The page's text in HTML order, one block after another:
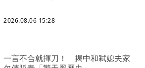
2026.08.06 15:28
一言不合就揮刀！ 揭中和弒媳夫家